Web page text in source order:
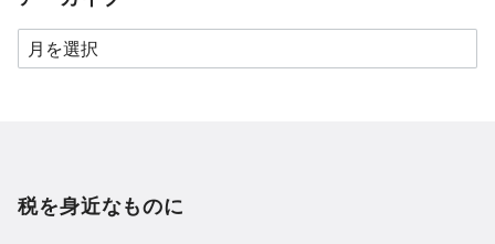
税を身近なものに